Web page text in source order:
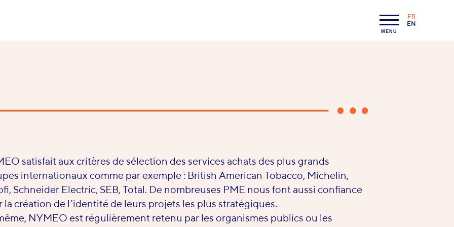
MENU
LANGAGE :
FR
EN
satisfait aux critères de sélection des services achats des plus grands
internationaux comme par exemple : British American Tobacco, Michelin,
Schneider Electric, SEB, Total. De nombreuses PME nous font aussi confiance
la création de l’identité de leurs projets les plus stratégiques.
NYMEO est régulièrement retenu par les organismes publics ou les